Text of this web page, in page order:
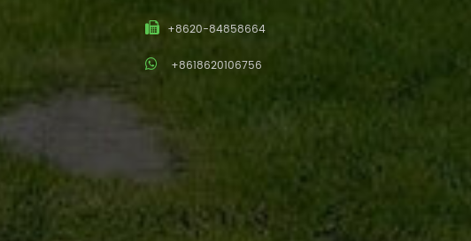
+8620-84858664
+8618620106756